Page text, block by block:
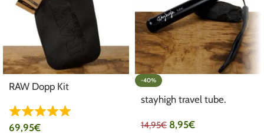
RAW Dopp Kit
69,95€
-40%
stayhigh travel tube.
14,95€ 8,95€